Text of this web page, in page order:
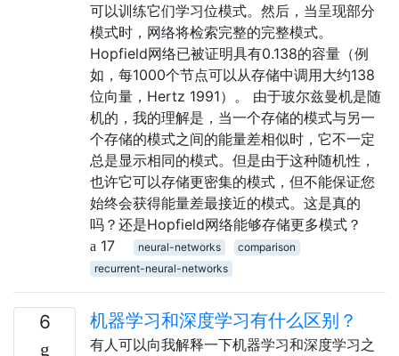
可以训练它们学习位模式。然后，当呈现部分
模式时，网络将检索完整的完整模式。
Hopfield网络已被证明具有0.138的容量（例
如，每1000个节点可以从存储中调用大约138
位向量，Hertz 1991）。 由于玻尔兹曼机是随
机的，我的理解是，当一个存储的模式与另一
个存储的模式之间的能量差相似时，它不一定
总是显示相同的模式。但是由于这种随机性，
也许它可以存储更密集的模式，但不能保证您
始终会获得能量差最接近的模式。这是真的
吗？还是Hopfield网络能够存储更多模式？
17
neural-networks
comparison
recurrent-neural-networks
6 机器学习和深度学习有什么区别？
有人可以向我解释一下机器学习和深度学习之